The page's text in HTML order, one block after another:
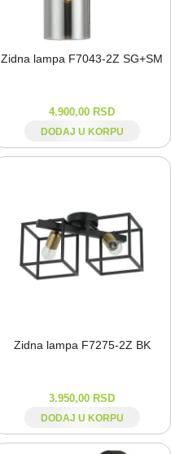
Zidna lampa F7043-⁠2Z SG+SM
4.900,00 RSD
DODAJ U KORPU
Zidna lampa F7275-⁠2Z BK
3.950,00 RSD
DODAJ U KORPU